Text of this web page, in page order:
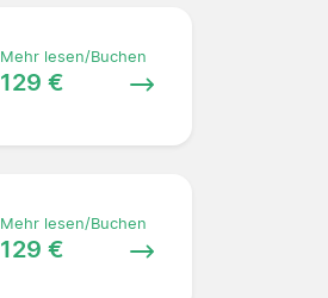
Mehr lesen/Buchen
129 €
Mehr lesen/Buchen
129 €